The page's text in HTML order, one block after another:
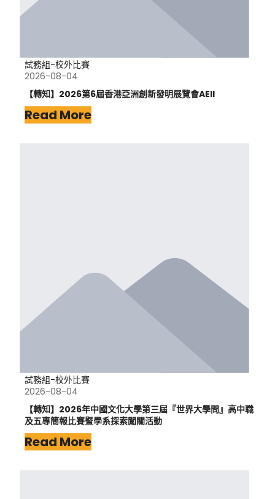
試務組-校外比賽
2026-08-04
【轉知】2026第6屆香港亞洲創新發明展覽會AEII
Read More
試務組-校外比賽
2026-08-04
【轉知】2026年中國文化大學第三屆『世界大學問』高中職
及五專簡報比賽暨學系探索闖關活動
Read More